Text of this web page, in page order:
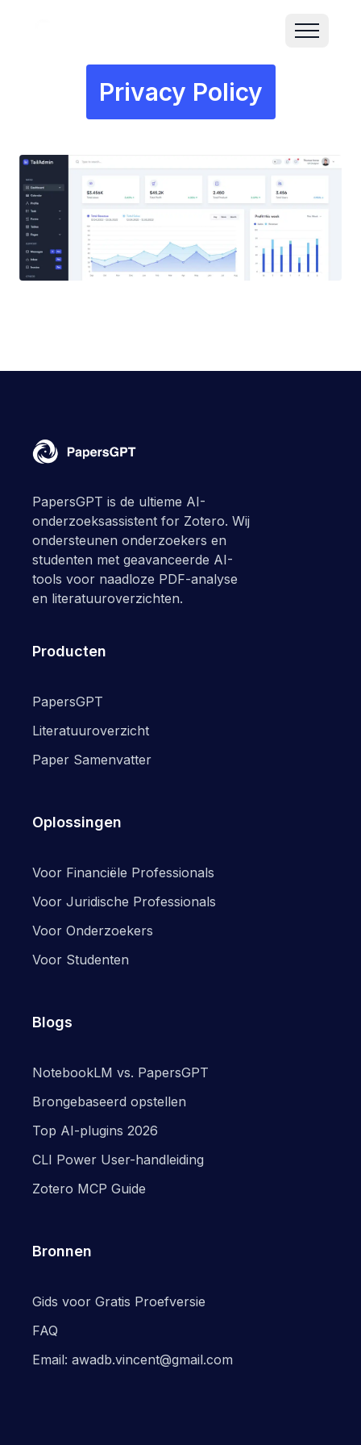
Privacy Policy
PapersGPT is de ultieme AI-
onderzoeksassistent for Zotero. Wij
ondersteunen onderzoekers en
studenten met geavanceerde AI-
tools voor naadloze PDF-analyse
en literatuuroverzichten.
Producten
PapersGPT
Literatuuroverzicht
Paper Samenvatter
Oplossingen
Voor Financiële Professionals
Voor Juridische Professionals
Voor Onderzoekers
Voor Studenten
Blogs
NotebookLM vs. PapersGPT
Brongebaseerd opstellen
Top AI-plugins 2026
CLI Power User-handleiding
Zotero MCP Guide
Bronnen
Gids voor Gratis Proefversie
FAQ
Email: awadb.vincent@gmail.com